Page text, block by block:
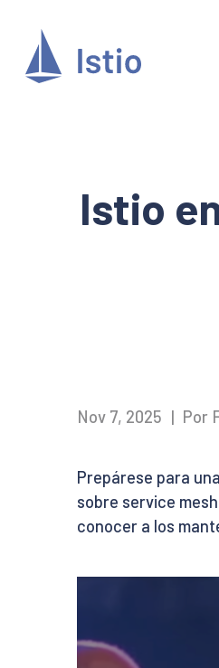
Istio
Nov 7, 2025 | Por
Prepárese para
sobre service
conocer a los